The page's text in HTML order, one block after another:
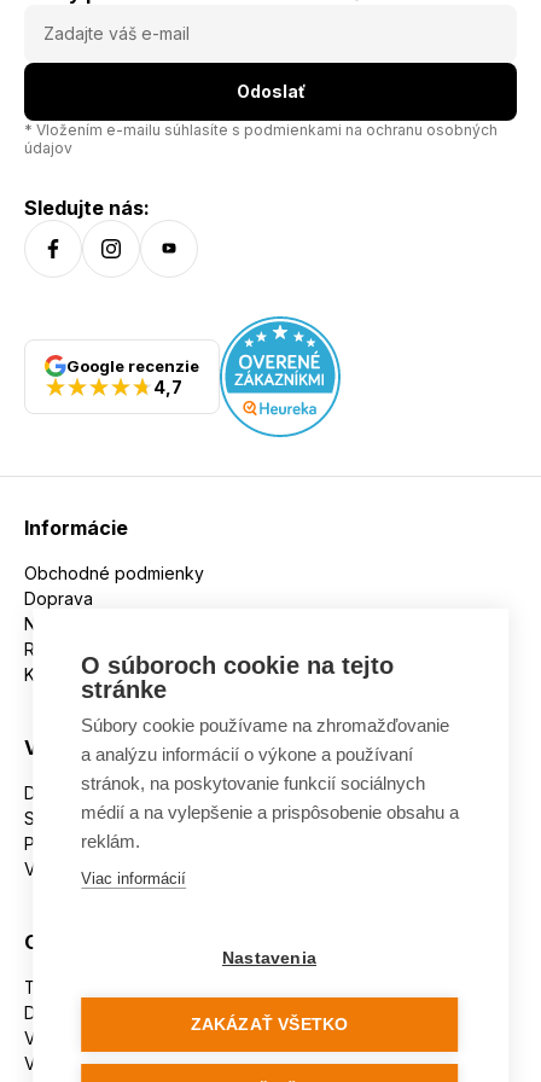
polyakryl, 4 % polyamid, 1 % elastan
Odoslať
* Vložením e-mailu súhlasíte s podmienkami na ochranu osobných
údajov
Sledujte nás:
Google recenzie
4,7
Informácie
Obchodné podmienky
Doprava
Nakupujeme na splátky
Reklamácie
Kontakt
Všetko o nákupe
Dostupnosť tovaru
Spracovanie osobných údajov
Platba
Výmena a vrátenie tovaru
Ostatné
Tabuľka veľkostí
Doporučená dĺžka lyží
Vypaľovanie papúč
Veľkosti skeletu lyžiarok
O súboroch cookie na tejto
stránke
Súbory cookie používame na zhromažďovanie
a analýzu informácií o výkone a používaní
stránok, na poskytovanie funkcií sociálnych
médií a na vylepšenie a prispôsobenie obsahu a
reklám.
Viac informácií
Nastavenia
ZAKÁZAŤ VŠETKO